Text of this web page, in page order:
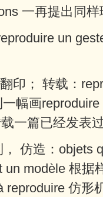
一再提出同样
un
印； 转载：
幅画
一篇已经发表
， 仿造：objets
un modèle 根据
reproduire 仿形